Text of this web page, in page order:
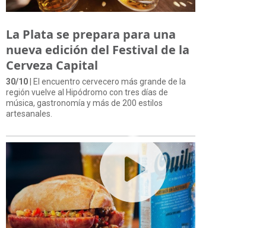
La Plata se prepara para una
nueva edición del Festival de la
Cerveza Capital
30/10| El encuentro cervecero más grande de la
región vuelve al Hipódromo con tres días de
música, gastronomía y más de 200 estilos
artesanales.